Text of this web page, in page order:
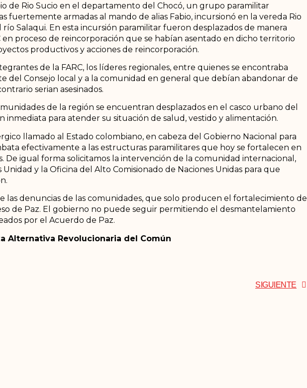
de Rio Sucio en el departamento del Chocó, un grupo paramilitar
fuertemente armadas al mando de alias Fabio, incursionó en la vereda Rio
Salaqui. En esta incursión paramilitar fueron desplazados de manera
en proceso de reincorporación que se habían asentado en dicho territorio
productivos y acciones de reincorporación.
de la FARC, los líderes regionales, entre quienes se encontraba
del Consejo local y a la comunidad en general que debían abandonar de
serian asesinados.
de la región se encuentran desplazados en el casco urbano del
inmediata para atender su situación de salud, vestido y alimentación.
llamado al Estado colombiano, en cabeza del Gobierno Nacional para
efectivamente a las estructuras paramilitares que hoy se fortalecen en
De igual forma solicitamos la intervención de la comunidad internacional,
Unidad y la Oficina del Alto Comisionado de Naciones Unidas para que
las denuncias de las comunidades, que solo producen el fortalecimiento de
de Paz. El gobierno no puede seguir permitiendo el desmantelamiento
por el Acuerdo de Paz.
Alternativa Revolucionaria del Común
SIGUIENTE